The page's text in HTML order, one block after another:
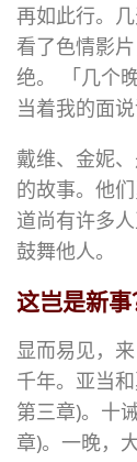
再如此行。
看了色情影
绝。 「几个
当着我的面说
戴维、金妮
的故事。他
道尚有许多
鼓舞他人。
这岂是新事
显而易见，
千年。亚当
第三章)。十
章)。一晚，